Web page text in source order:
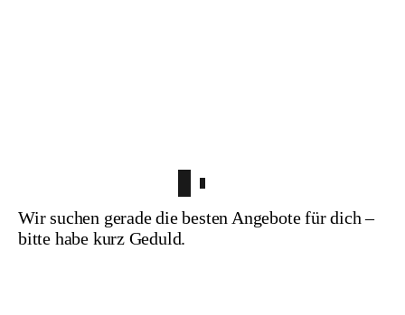
Wir suchen gerade die besten Angebote für dich –
bitte habe kurz Geduld.